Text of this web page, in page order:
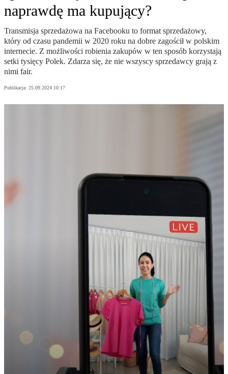
naprawdę ma kupujący?
Transmisja sprzedażowa na Facebooku to format sprzedażowy,
który od czasu pandemii w 2020 roku na dobre zagościł w polskim
internecie. Z możliwości robienia zakupów w ten sposób korzystają
setki tysięcy Polek. Zdarza się, że nie wszyscy sprzedawcy grają z
nimi fair.
Publikacja: 25.09.2024 10:17